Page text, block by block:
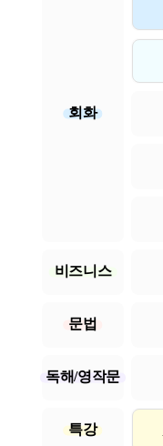
회화
비즈니스
문법
독해/영작문
특강